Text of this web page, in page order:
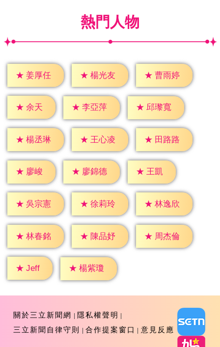
熱門人物
★ 姜厚任 ★ 楊光友 ★ 曹雨婷
★ 余天 ★ 李亞萍 ★ 邱瓈寬
★ 楊丞琳 ★ 王心凌 ★ 田路路
★ 廖峻 ★ 廖錦德 ★ 王凱
★ 吳宗憲 ★ 徐莉玲 ★ 林逸欣
★ 林春銘 ★ 陳品妤 ★ 周杰倫
★ Jeff ★ 楊紫瓊
關於三立新聞網
隱私權聲明
三立新聞自律守則
合作提案窗口 意見反應